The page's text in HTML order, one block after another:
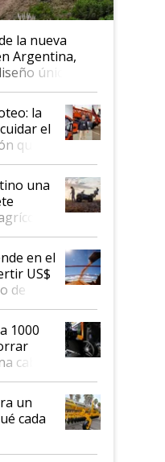
la nueva
Argentina,
único: a
la
el
que
una
en el
US$
de
1000
cabina
un
cada
bajo